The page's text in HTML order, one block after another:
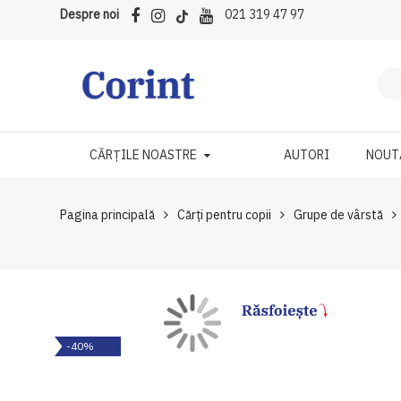
Despre noi 021 319 47 97
CĂRȚILE NOASTRE AUTORI
Pagina principală Cărți pentru copii Grupe de vârstă
to-40%